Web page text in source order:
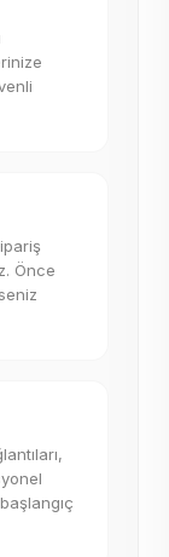
Önce